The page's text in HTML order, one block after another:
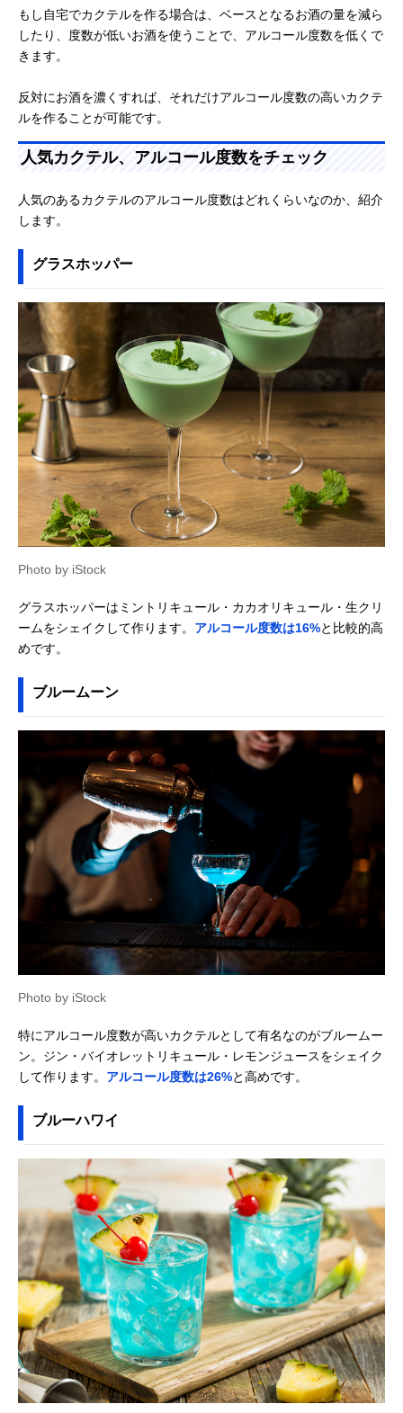
もし自宅でカクテルを作る場合は、ベースとなるお酒の量を減ら
したり、度数が低いお酒を使うことで、アルコール度数を低くで
きます。
反対にお酒を濃くすれば、それだけアルコール度数の高いカクテ
ルを作ることが可能です。
人気カクテル、アルコール度数をチェック
人気のあるカクテルのアルコール度数はどれくらいなのか、紹介
します。
グラスホッパー
Photo by iStock
グラスホッパーはミントリキュール・カカオリキュール・生クリ
ームをシェイクして作ります。 アルコール度数は16%と比較的高
めです。
ブルームーン
Photo by iStock
特にアルコール度数が高いカクテルとして有名なのがブルームー
ン。ジン・バイオレットリキュール・レモンジュースをシェイク
して作ります。 アルコール度数は26%と高めです。
ブルーハワイ